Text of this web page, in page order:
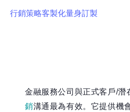
行銷策略客製化量身訂製
金融服務公司與正式客戶/潛
銷溝通最為有效。它提供機